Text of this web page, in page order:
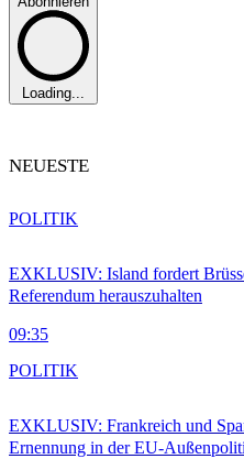
Loading...
NEUESTE
EXKLUSIV: Island fordert
Referendum herauszuhalten
09:35
POLITIK
EXKLUSIV: Frankreich und
Ernennung in der EU-
POLITIK